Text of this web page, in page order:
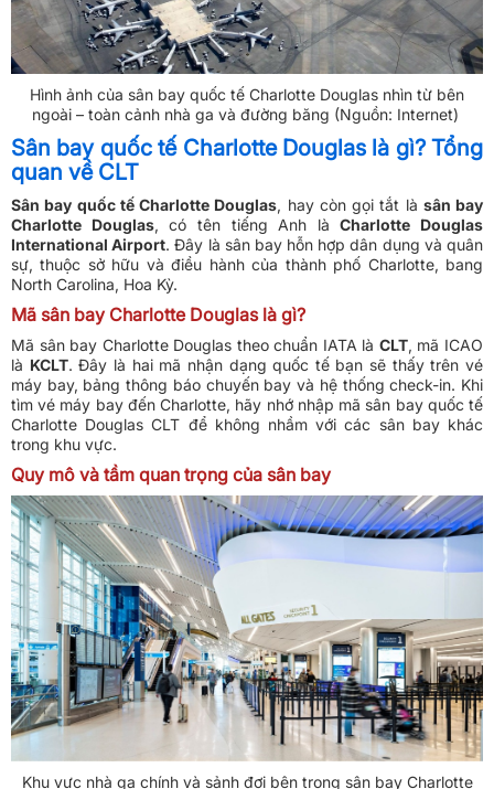
Hình ảnh của sân bay quốc tế Charlotte Douglas nhìn từ bên
ngoài – toàn cảnh nhà ga và đường băng (Nguồn: Internet)
Sân bay quốc tế Charlotte Douglas là gì? Tổng
quan về CLT
Sân bay quốc tế Charlotte Douglas, hay còn gọi tắt là sân bay
Charlotte Douglas, có tên tiếng Anh làCharlotte Douglas
International Airport. Đây là sân bay hỗn hợp dân dụng và quân
sự, thuộc sở hữu và điều hành của thành phố Charlotte, bang
North Carolina, Hoa Kỳ.
Mã sân bay Charlotte Douglas là gì?
Mã sân bay Charlotte Douglas theo chuẩn IATA là CLT, mã ICAO
là KCLT. Đây là hai mã nhận dạng quốc tế bạn sẽ thấy trên vé
máy bay, bảng thông báo chuyến bay và hệ thống check-in. Khi
tìm vé máy bay đến Charlotte, hãy nhớ nhập mã sân bay quốc tế
Charlotte Douglas CLT để không nhầm với các sân bay khác
trong khu vực.
Quy mô và tầm quan trọng của sân bay
Khu vực nhà ga chính và sảnh đợi bên trong sân bay Charlotte